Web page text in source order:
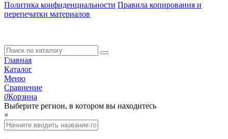
Политика конфиденциальности Правила копирования и
перепечатки материалов
Главная
Каталог
Меню
Сравнение
0Корзина
Выберите регион, в котором вы находитесь
×